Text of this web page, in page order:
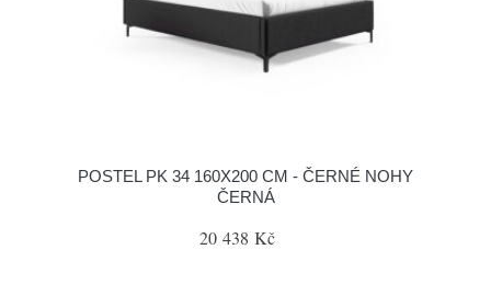
POSTEL PK 34 160X200 CM - ČERNÉ NOHY
ČERNÁ
20 438 Kč